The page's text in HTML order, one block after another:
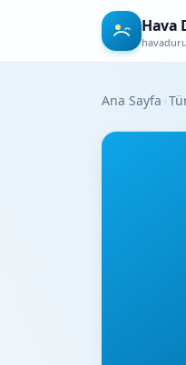
Hava
Ana Sayfa ›